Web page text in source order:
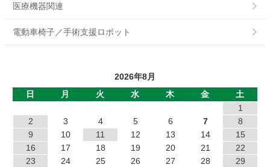
MHワンショット
EMP
DMP
医療機器関連
電動車椅子／手術支援ロボット
2026年8月
日
月 火 水 木 金
土
1
2
3 4 5 6 7
8
9
10 11 12 13 14
15
16
17 18 19 20 21
22
23
24 25 26 27 28
29